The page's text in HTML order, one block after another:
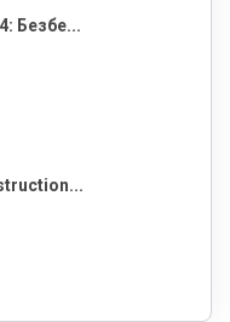
Безбе...